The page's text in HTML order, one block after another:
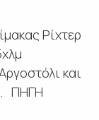
Ρίχτερ
και
ΠΗΓΗ